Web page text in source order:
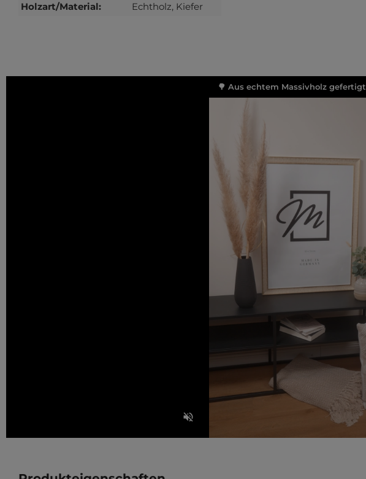
Holzart/Material:
Echtholz, Kiefer
🌳 Aus echtem Massivholz gefertigt